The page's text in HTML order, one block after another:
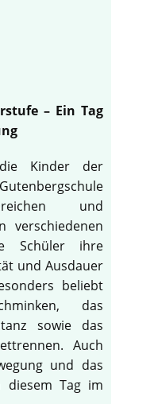
– Ein Tag
Kinder der
und
verschiedenen
Schüler ihre
und Ausdauer
beliebt
das
sowie das
Auch
und das
diesem Tag im